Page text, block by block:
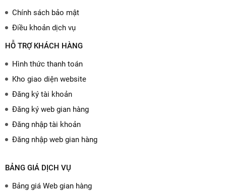
Chính sách bảo mật
Điều khoản dịch vụ
HỖ TRỢ KHÁCH HÀNG
Hình thức thanh toán
Kho giao diện website
Đăng ký tài khoản
Đăng ký web gian hàng
Đăng nhập tài khoản
Đăng nhập web gian hàng
BẢNG GIÁ DỊCH VỤ
Bảng giá Web gian hàng